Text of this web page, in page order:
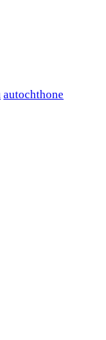
autochthone